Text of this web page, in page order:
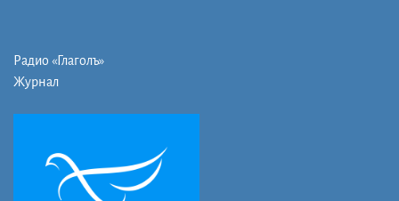
Радио «Глаголъ»
Журнал